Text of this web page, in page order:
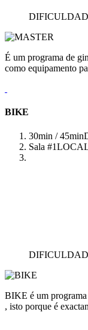
É um programa de
como equipamento
BIKE
30min / 45min
Sala #1
BIKE é um
, isto porque é